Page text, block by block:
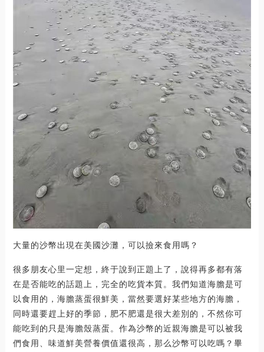
大量的沙幣出現在美國沙灘，可以撿來食用嗎？
很多朋友心里一定想，終于說到正題上了，說得再多都有落
在是否能吃的話題上，完全的吃貨本質。我們知道海膽是可
以食用的，海膽蒸蛋很鮮美，當然要選好某些地方的海膽，
同時還要趕上好的季節，肥不肥還是很大差別的，不然你可
能吃到的只是海膽殼蒸蛋。作為沙幣的近親海膽是可以被我
們食用、味道鮮美營養價值還很高，那么沙幣可以吃嗎？畢